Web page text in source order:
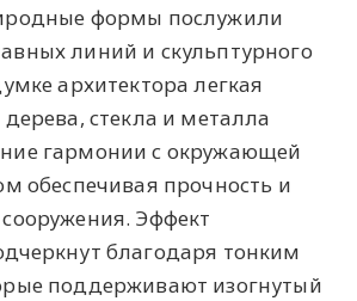
формы послужили
линий и скульптурного
архитектора легкая
дерева, стекла и металла
гармонии с окружающей
обеспечивая прочность и
Эффект
благодаря тонким
поддерживают изогнутый